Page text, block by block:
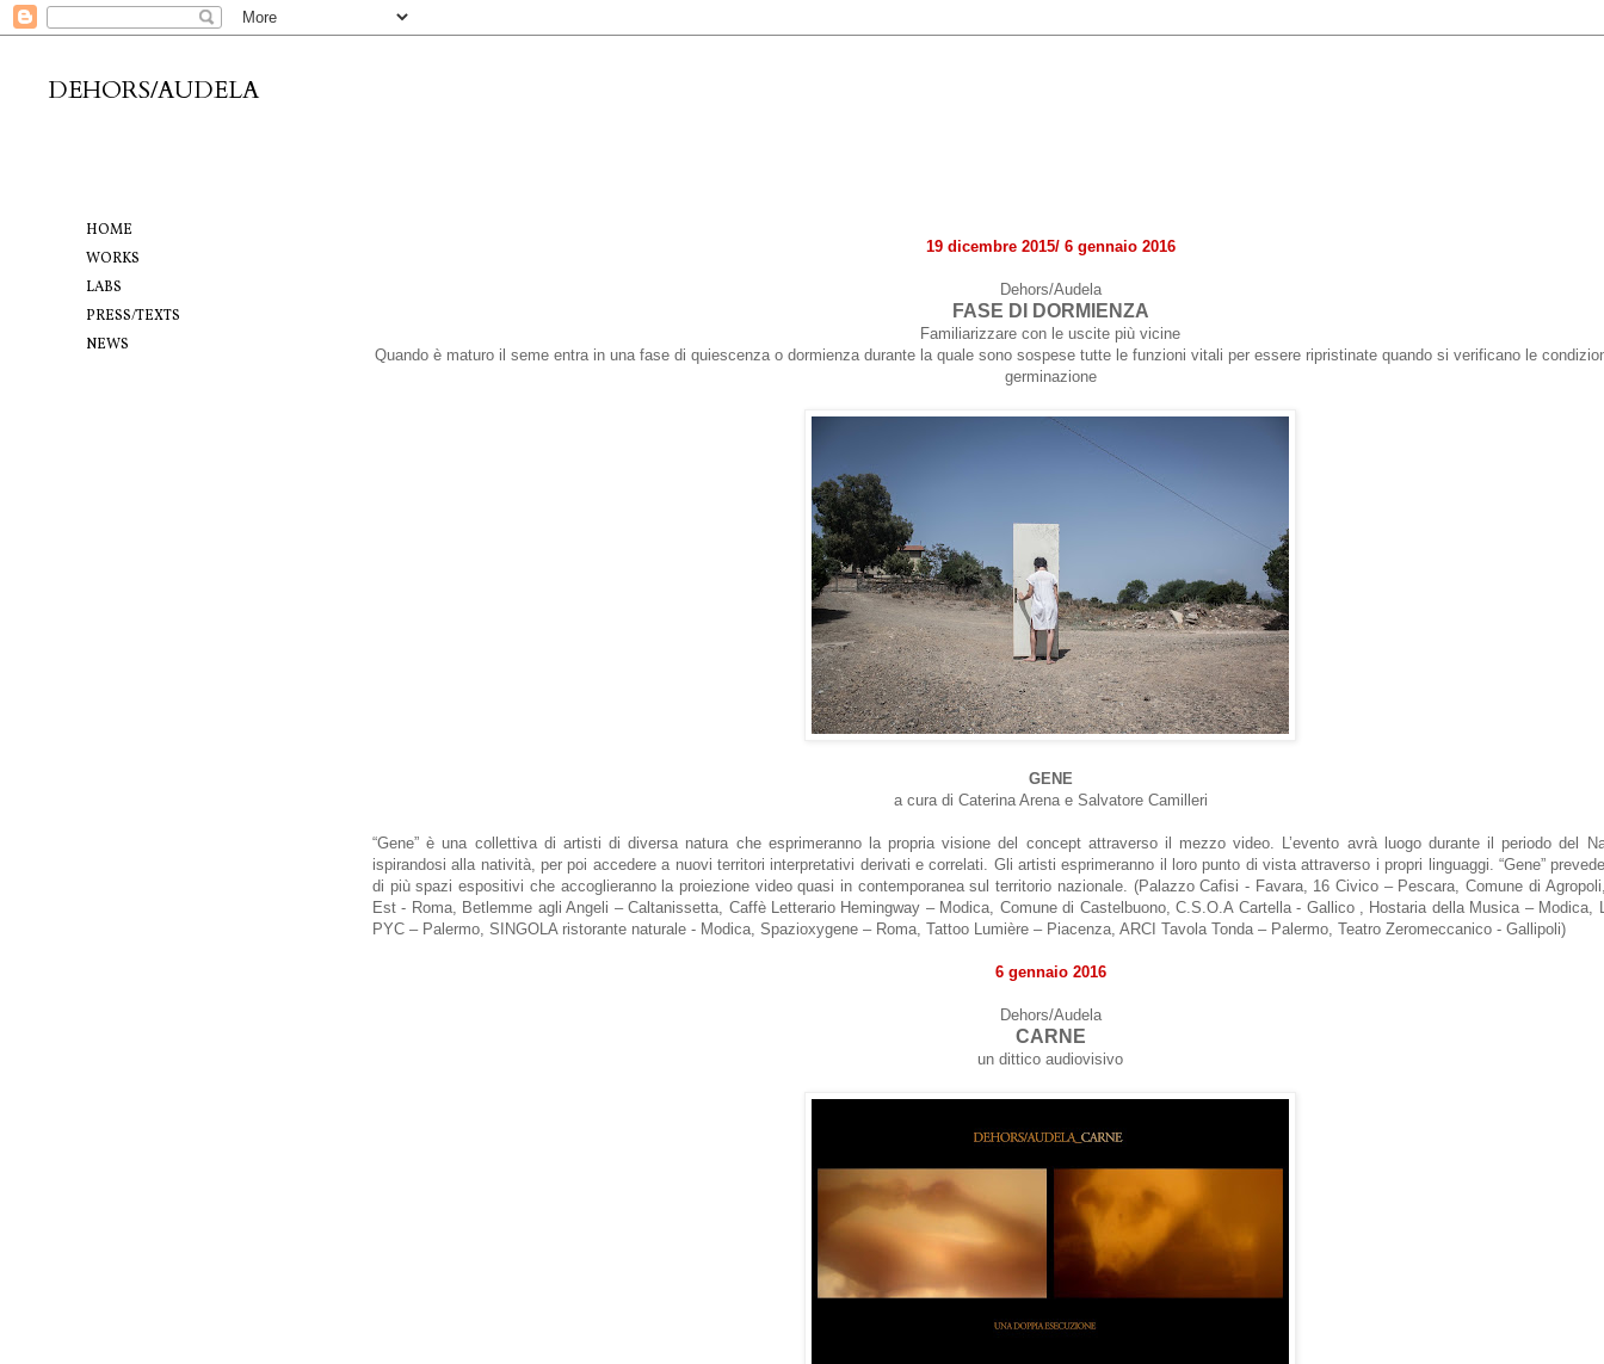
DEHORS/AUDELA
19 dicembre 2015/ 6 gennaio 2016
Dehors/Audela
FASE DI DORMIENZA
Familiarizzare con le uscite più vicine
Quando è maturo il seme entra in una fase di quiescenza o dormienza durante la quale sono sospese tutte le funzioni vitali per essere ripristinate quando si verificano le
germinazione
GENE
a cura di Caterina Arena e Salvatore Camilleri
“Gene” è una collettiva di artisti di diversa natura che esprimeranno la propria visione del concept attraverso il mezzo video. L’evento avrà luogo durante il periodo del
ispirandosi alla natività, per poi accedere a nuovi territori interpretativi derivati e correlati. Gli artisti esprimeranno il loro punto di vista attraverso i propri linguaggi. “Gene”
di più spazi espositivi che accoglieranno la proiezione video quasi in contemporanea sul territorio nazionale. (Palazzo Cafisi - Favara, 16 Civico – Pescara, Comune di
Est - Roma, Betlemme agli Angeli – Caltanissetta, Caffè Letterario Hemingway – Modica, Comune di Castelbuono, C.S.O.A Cartella - Gallico , Hostaria della Musica – Modica,
PYC – Palermo, SINGOLA ristorante naturale - Modica, Spazioxygene – Roma, Tattoo Lumière – Piacenza, ARCI Tavola Tonda – Palermo, Teatro Zeromeccanico - Gallipoli)
6 gennaio 2016
Dehors/Audela
CARNE
un dittico audiovisivo
HOME
WORKS
LABS
PRESS/TEXTS
NEWS